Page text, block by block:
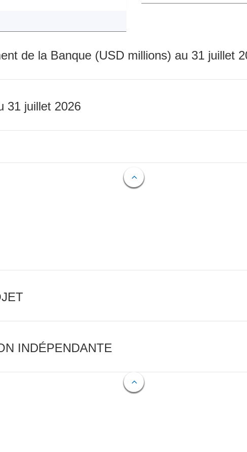
de la Banque (USD millions) au 31 juillet
31 juillet 2026
INDÉPENDANTE